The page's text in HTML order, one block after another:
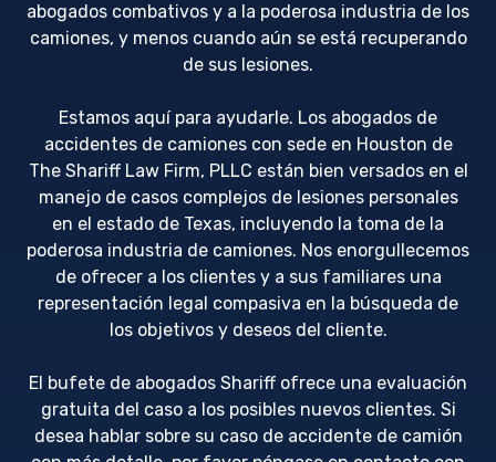
abogados combativos y a la poderosa industria de los
camiones, y menos cuando aún se está recuperando
de sus lesiones.
Estamos aquí para ayudarle. Los abogados de
accidentes de camiones con sede en Houston de
The Shariff Law Firm, PLLC están bien versados en el
manejo de casos complejos de lesiones personales
en el estado de Texas, incluyendo la toma de la
poderosa industria de camiones. Nos enorgullecemos
de ofrecer a los clientes y a sus familiares una
representación legal compasiva en la búsqueda de
los objetivos y deseos del cliente.
El bufete de abogados Shariff ofrece una evaluación
gratuita del caso a los posibles nuevos clientes. Si
desea hablar sobre su caso de accidente de camión